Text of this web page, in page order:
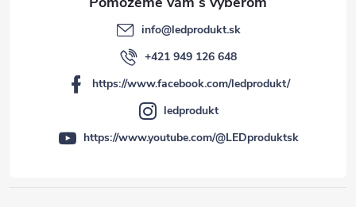
info@ledprodukt.sk
+421 949 126 648
https://www.facebook.com/ledprodukt/
ledprodukt
https://www.youtube.com/@LEDproduktsk